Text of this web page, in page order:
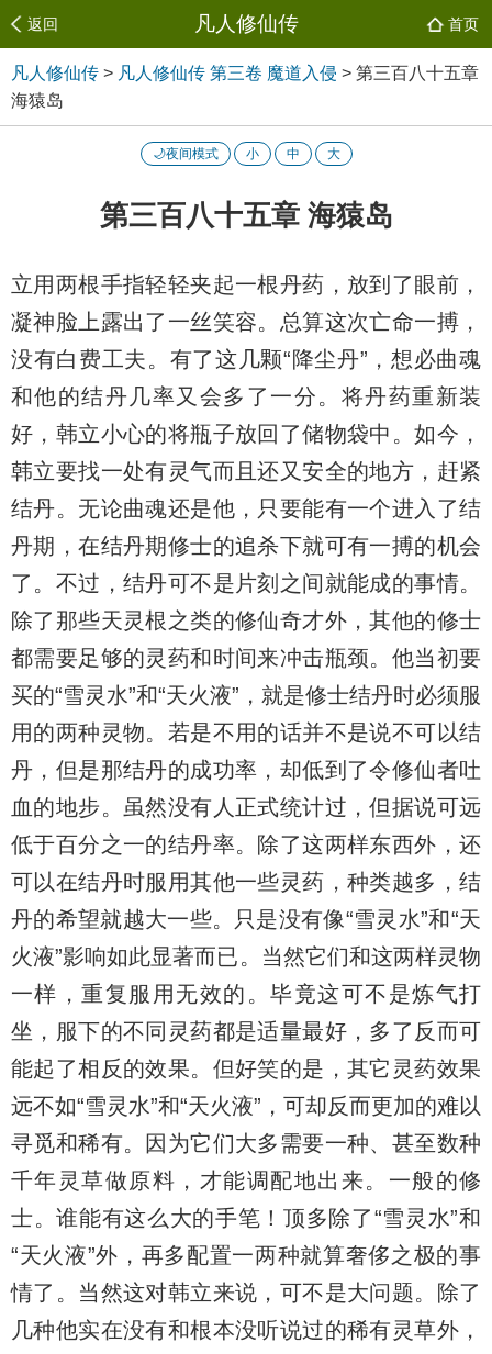
返回 凡人修仙传 首页
凡人修仙传 > 凡人修仙传 第三卷 魔道入侵 > 第三百八十五章
海猿岛
🌙夜间模式 小 中 大
第三百八十五章 海猿岛
立用两根手指轻轻夹起一根丹药，放到了眼前，
凝神脸上露出了一丝笑容。总算这次亡命一搏，
没有白费工夫。有了这几颗“降尘丹”，想必曲魂
和他的结丹几率又会多了一分。将丹药重新装
好，韩立小心的将瓶子放回了储物袋中。如今，
韩立要找一处有灵气而且还又安全的地方，赶紧
结丹。无论曲魂还是他，只要能有一个进入了结
丹期，在结丹期修士的追杀下就可有一搏的机会
了。不过，结丹可不是片刻之间就能成的事情。
除了那些天灵根之类的修仙奇才外，其他的修士
都需要足够的灵药和时间来冲击瓶颈。他当初要
买的“雪灵水”和“天火液”，就是修士结丹时必须服
用的两种灵物。若是不用的话并不是说不可以结
丹，但是那结丹的成功率，却低到了令修仙者吐
血的地步。虽然没有人正式统计过，但据说可远
低于百分之一的结丹率。除了这两样东西外，还
可以在结丹时服用其他一些灵药，种类越多，结
丹的希望就越大一些。只是没有像“雪灵水”和“天
火液”影响如此显著而已。当然它们和这两样灵物
一样，重复服用无效的。毕竟这可不是炼气打
坐，服下的不同灵药都是适量最好，多了反而可
能起了相反的效果。但好笑的是，其它灵药效果
远不如“雪灵水”和“天火液”，可却反而更加的难以
寻觅和稀有。因为它们大多需要一种、甚至数种
千年灵草做原料，才能调配地出来。一般的修
士。谁能有这么大的手笔！顶多除了“雪灵水”和
“天火液”外，再多配置一两种就算奢侈之极的事
情了。当然这对韩立来说，可不是大问题。除了
几种他实在没有和根本没听说过的稀有灵草外，